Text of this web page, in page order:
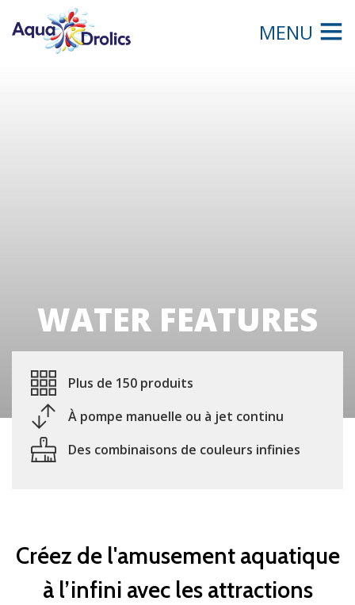
MENU
WATER FEATURES
Plus de 150 produits
À pompe manuelle ou à jet continu
Des combinaisons de couleurs infinies
Créez de l'amusement aquatique
à l’infini avec les attractions